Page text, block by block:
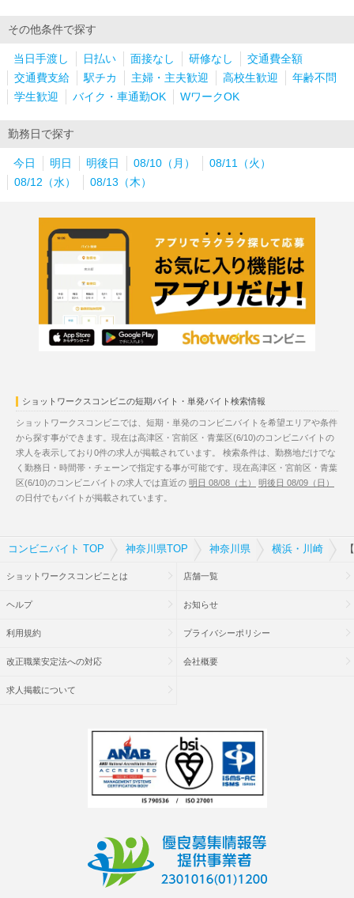
その他条件で探す
当日手渡し 日払い 面接なし 研修なし
交通費全額
交通費支給
駅チカ 主婦・主夫歓迎 高校生歓迎
年齢不問
学生歓迎
バイク・車通勤OK WワークOK
勤務日で探す
今日 明日 明後日 08/10（月）
08/11（火）
08/12（水）
08/13（木）
ショットワークスコンビニの短期バイト・単発バイト検索情報
ショットワークスコンビニでは、短期・単発のコンビニバイトを希望エリアや条件
から探す事ができます。現在は高津区・宮前区・青葉区(6/10)のコンビニバイトの
求人を表示しており0件の求人が掲載されています。 検索条件は、勤務地だけでな
く勤務日・時間帯・チェーンで指定する事が可能です。現在高津区・宮前区・青葉
区(6/10)のコンビニバイトの求人では直近の 明日 08/08（土）
明後日 08/09（日）
の日付でもバイトが掲載されています。
コンビニバイト TOP 神奈川県TOP 神奈川県 横浜・川崎
ショットワークスコンビニとは 店舗一覧
ヘルプ お知らせ
利用規約 プライバシーポリシー
改正職業安定法への対応 会社概要
求人掲載について